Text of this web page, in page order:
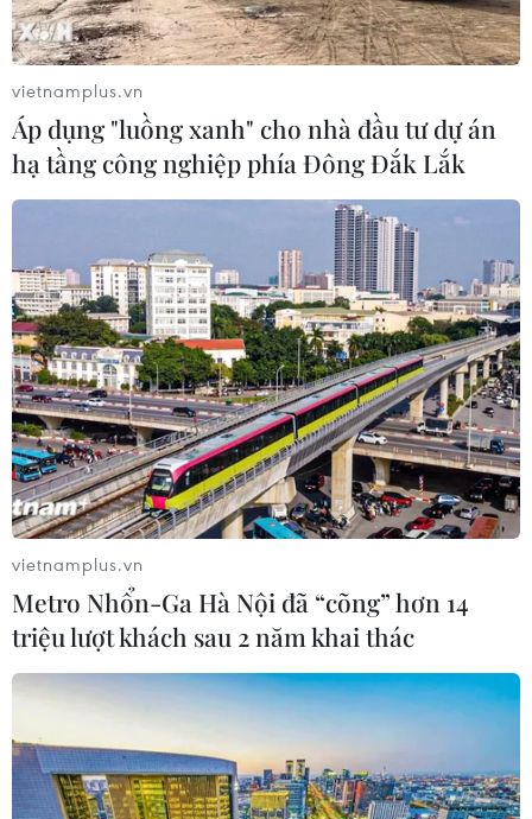
Hàng hóa trước, trong và sau Tết sẽ được
09/01/2015 07:40
Theo lãnh đạo Chi cục Quản lý thị trường Hà Nội, việc
kiểm tra hàng hóa trước trong và sau Tết, trên tất cả các
tuyến trọng điểm và khu vực lễ hội sẽ được tiến hành
gắt gao hơn so với thời gian trước.
vietnamplus.vn
Áp dụng "luồng xanh" cho nhà đầu tư dự án
hạ tầng công nghiệp phía Đông Đắk Lắk
vietnamplus.vn
Metro Nhổn-Ga Hà Nội đã “cõng” hơn 14
triệu lượt khách sau 2 năm khai thác